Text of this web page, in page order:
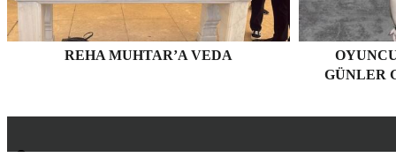
REHA MUHTAR’A VEDA
GÜNLER